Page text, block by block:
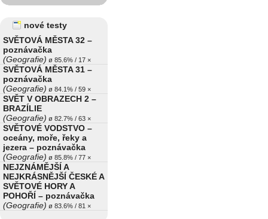
nové testy
SVĚTOVÁ MĚSTA 32 –
poznávačka
(Geografie) ø 85.6% / 17 ×
SVĚTOVÁ MĚSTA 31 –
poznávačka
(Geografie) ø 84.1% / 59 ×
SVĚT V OBRAZECH 2 –
BRAZÍLIE
(Geografie) ø 82.7% / 63 ×
SVĚTOVÉ VODSTVO –
oceány, moře, řeky a
jezera – poznávačka
(Geografie) ø 85.8% / 77 ×
NEJZNÁMĚJŠÍ A
NEJKRÁSNĚJŠÍ ČESKÉ A
SVĚTOVÉ HORY A
POHOŘÍ – poznávačka
(Geografie) ø 83.6% / 81 ×